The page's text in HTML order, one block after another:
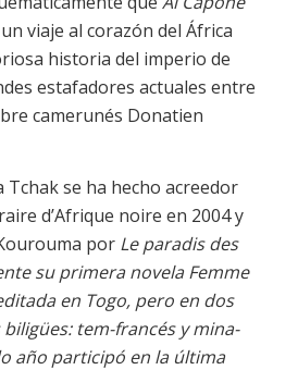
viaje al corazón del África
historia del imperio de
estafadores actuales entre
camerunés Donatien
se ha hecho acreedor
d’Afrique noire en 2004 y
por Le paradis des
su primera novelaFemme
en Togo, pero en dos
tem-francés y mina-
año participó en la última